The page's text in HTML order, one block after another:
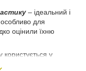
– ідеальний і
для
оцінили їхню
у